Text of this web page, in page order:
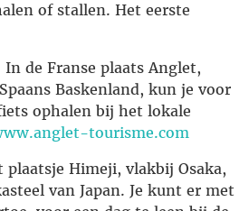
of stallen. Het eerste
de Franse plaats Anglet,
Baskenland, kun je voor
ophalen bij het lokale
tourisme.com
plaatsje Himeji, vlakbij Osaka,
van Japan. Je kunt er met